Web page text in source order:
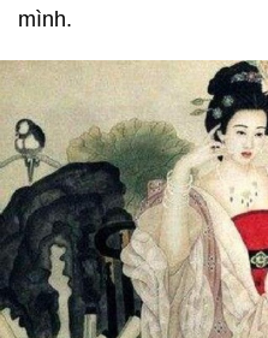
mình.